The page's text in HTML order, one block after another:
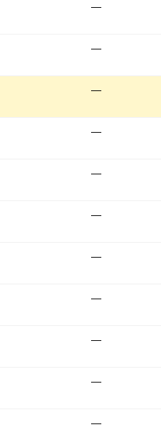
—
—
—
—
—
—
—
—
—
—
—